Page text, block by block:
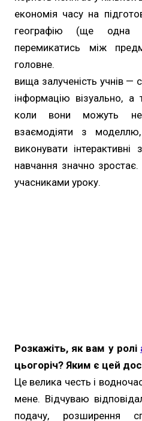
економія часу на
географію (ще
перемикатись між
головне.
вища залученість учнів —
інформацію візуально,
коли вони можуть
взаємодіяти з
виконувати
навчання значно
учасниками уроку.
Розкажіть, як вам у ролі
цьогоріч? Яким є цей
Це велика честь і
мене. Відчуваю
подачу, розширення